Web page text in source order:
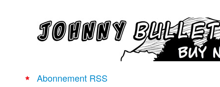
Abonnement RSS